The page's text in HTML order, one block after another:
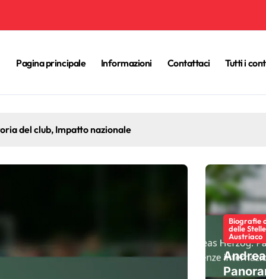
Pagina principale Informazioni Contattaci Tutti i
anni, Contributi al club, Eredità internazionale
Biografie
delle
Austriaco